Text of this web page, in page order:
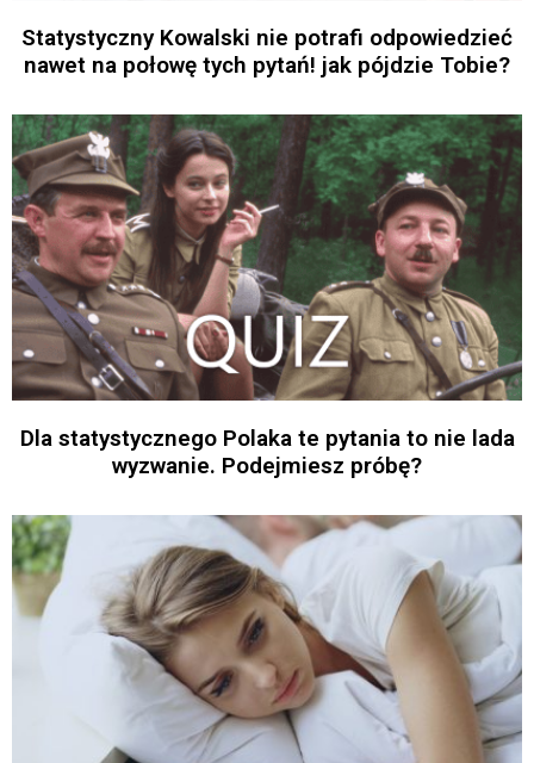
Statystyczny Kowalski nie potrafi odpowiedzieć
nawet na połowę tych pytań! jak pójdzie Tobie?
Dla statystycznego Polaka te pytania to nie lada
wyzwanie. Podejmiesz próbę?